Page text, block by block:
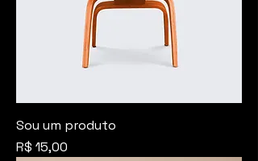
Sou um produto
Preço
R$ 15,00